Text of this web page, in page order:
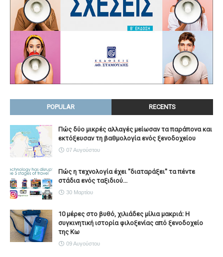
POPULAR RECENTS
Πώς δύο μικρές αλλαγές μείωσαν τα παράπονα και
εκτόξευσαν τη βαθμολογία ενός ξενοδοχείου
07 Αυγούστου
Πώς η τεχνολογία έχει ''διαταράξει'' τα πέντε
στάδια ενός ταξιδιού...
30 Μαρτίου
10 μέρες στο βυθό, χιλιάδες μίλια μακριά: Η
συγκινητική ιστορία φιλοξενίας από ξενοδοχείο
της Κω
09 Αυγούστου